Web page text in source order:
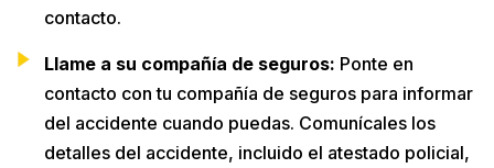
contacto.
Llame a su compañía de seguros: Ponte en
contacto con tu compañía de seguros para informar
del accidente cuando puedas. Comunícales los
detalles del accidente, incluido el atestado policial,